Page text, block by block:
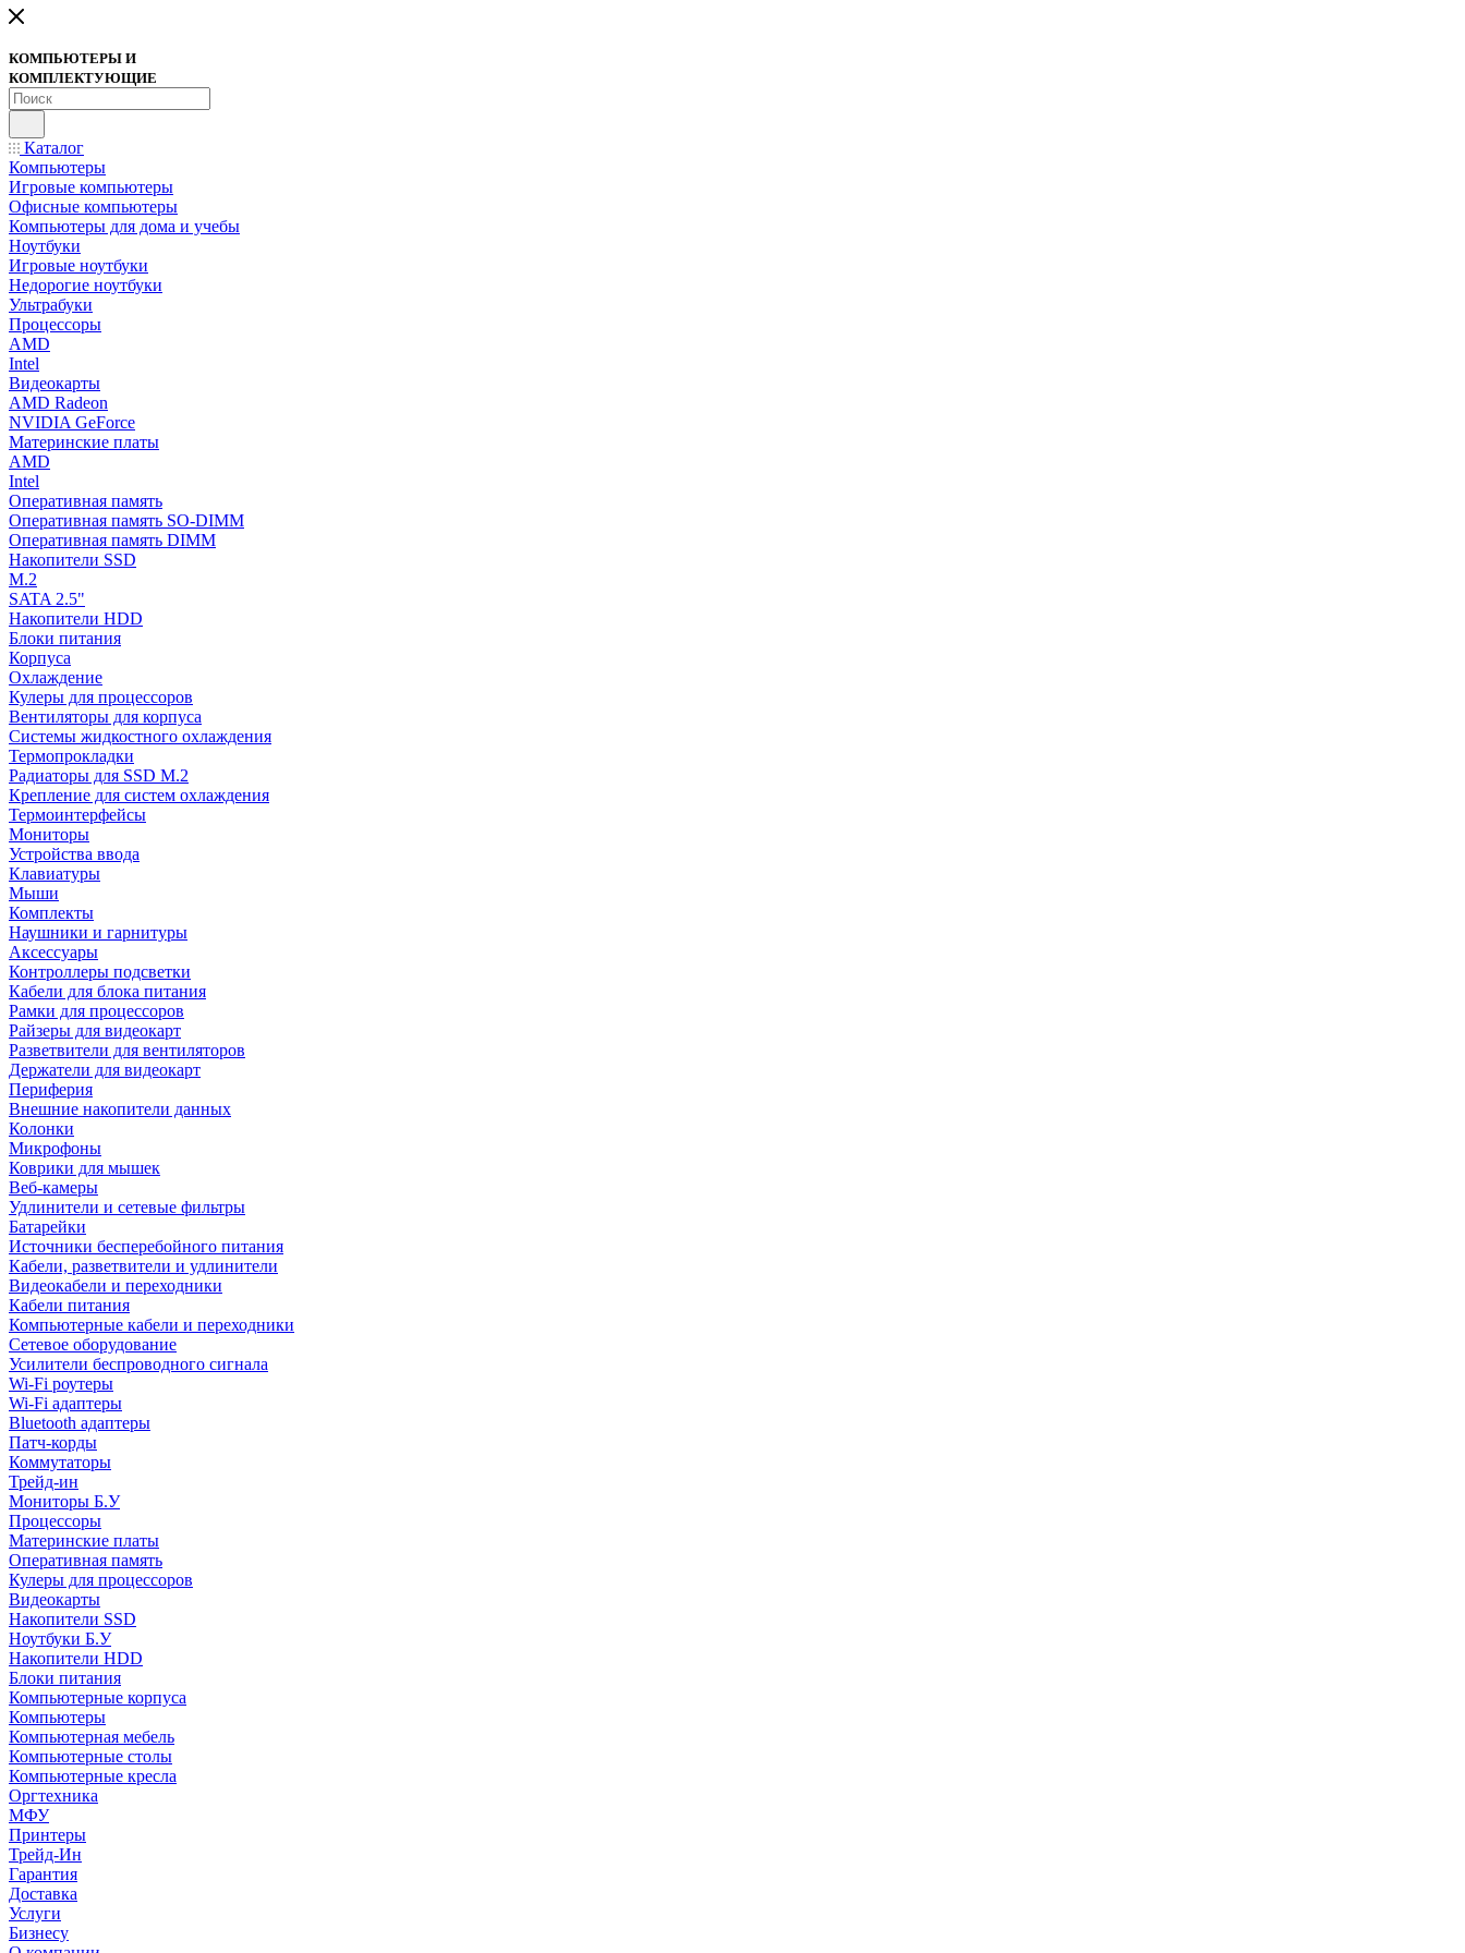
КОМПЬЮТЕРЫ И
КОМПЛЕКТУЮЩИЕ
Каталог
Компьютеры
Игровые компьютеры
Офисные компьютеры
Компьютеры для дома и учебы
Ноутбуки
Игровые ноутбуки
Недорогие ноутбуки
Ультрабуки
Процессоры
AMD
Intel
Видеокарты
AMD Radeon
NVIDIA GeForce
Материнские платы
AMD
Intel
Оперативная память
Оперативная память SO-DIMM
Оперативная память DIMM
Накопители SSD
M.2
SATA 2.5"
Накопители HDD
Блоки питания
Корпуса
Охлаждение
Кулеры для процессоров
Вентиляторы для корпуса
Системы жидкостного охлаждения
Термопрокладки
Радиаторы для SSD M.2
Крепление для систем охлаждения
Термоинтерфейсы
Мониторы
Устройства ввода
Клавиатуры
Мыши
Комплекты
Наушники и гарнитуры
Аксессуары
Контроллеры подсветки
Кабели для блока питания
Рамки для процессоров
Райзеры для видеокарт
Разветвители для вентиляторов
Держатели для видеокарт
Периферия
Внешние накопители данных
Колонки
Микрофоны
Коврики для мышек
Веб-камеры
Удлинители и сетевые фильтры
Батарейки
Источники бесперебойного питания
Кабели, разветвители и удлинители
Видеокабели и переходники
Кабели питания
Компьютерные кабели и переходники
Сетевое оборудование
Усилители беспроводного сигнала
Wi-Fi роутеры
Wi-Fi адаптеры
Bluetooth адаптеры
Патч-корды
Коммутаторы
Трейд-ин
Мониторы Б.У
Процессоры
Материнские платы
Оперативная память
Кулеры для процессоров
Видеокарты
Накопители SSD
Ноутбуки Б.У
Накопители HDD
Блоки питания
Компьютерные корпуса
Компьютеры
Компьютерная мебель
Компьютерные столы
Компьютерные кресла
Оргтехника
МФУ
Принтеры
Трейд-Ин
Гарантия
Доставка
Услуги
Бизнесу